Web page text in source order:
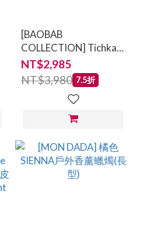
[BAOBAB
COLLECTION] Tichka
Atlas 香氛蠟燭 阿特拉
斯 雪松、廣藿香、香根
草 500g / height 10cm
NT$2,985
NT$3,980 7.5折